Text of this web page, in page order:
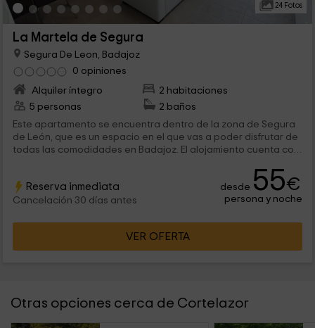
24 Fotos
La Martela de Segura
Segura De Leon, Badajoz
0 opiniones
Alquiler íntegro
2 habitaciones
5 personas
2 baños
Este apartamento se encuentra dentro de la zona de Segura
de León, que es un espacio en el que vas a poder disfrutar de
todas las comodidades en Badajoz. El alojamiento cuenta con
estancias interiores e instalaciones exteriores como la
piscina.
Reserva inmediata
Cancelación 30 días antes
desde 55€
persona y noche
VER OFERTA
Otras opciones cerca de Cortelazor